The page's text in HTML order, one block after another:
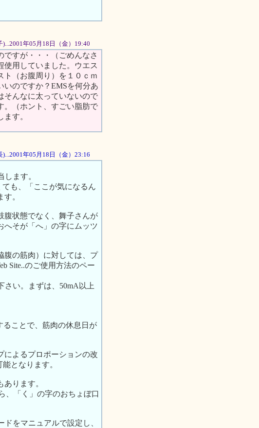
)...2001年05月18日（金）19:40
すが・・・（ごめんなさ
使用していました。ウエス
ト（お腹周り）を１０ｃｍ
いのですか？EMSを何分あ
そんなに太っていないので
。（ホント、すごい脂肪で
す。
)...2001年05月18日（金）23:16
ます。
も、「ここが気になるん
。
腹状態でなく、舞子さんが
へそが「へ」の字にムッツ
腹の筋肉）に対しては、プ
Site..のご使用方法のペー
さい。まずは、50mA以上
ことで、筋肉の休息日が
によるプロポーションの改
となります。
ります。
、「く」の字のおちょぼ口
をマニュアルで設定し、